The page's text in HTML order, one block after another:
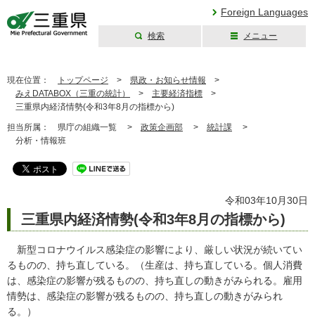
Foreign Languages
検索 メニュー
現在位置： トップページ > 県政・お知らせ情報 >
みえDATABOX（三重の統計）
> 主要経済指標 >
三重県内経済情勢(令和3年8月の指標から)
担当所属： 県庁の組織一覧 > 政策企画部 > 統計課 >
分析・情報班
令和03年10月30日
三重県内経済情勢(令和3年8月の指標から)
新型コロナウイルス感染症の影響により、厳しい状況が続いてい
るものの、持ち直している。（生産は、持ち直している。個人消費
は、感染症の影響が残るものの、持ち直しの動きがみられる。雇用
情勢は、感染症の影響が残るものの、持ち直しの動きがみられ
る。）